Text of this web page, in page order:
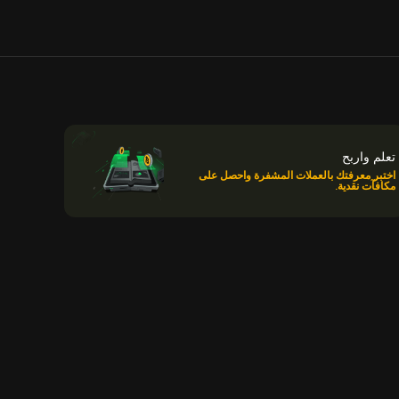
تعلم واربح
اختبر معرفتك بالعملات المشفرة واحصل على
مكافآت نقدية.